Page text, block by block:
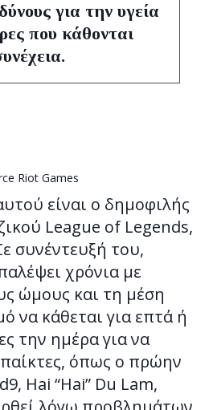
για την υγεία
που κάθονται
Riot Games
είναι ο δημοφιλής
League of Legends,
συνέντευξή του,
χρόνια με
ώμους και τη μέση
να κάθεται για επτά ή
την ημέρα για να
παίκτες, όπως ο πρώην
Hai “Hai” Du Lam,